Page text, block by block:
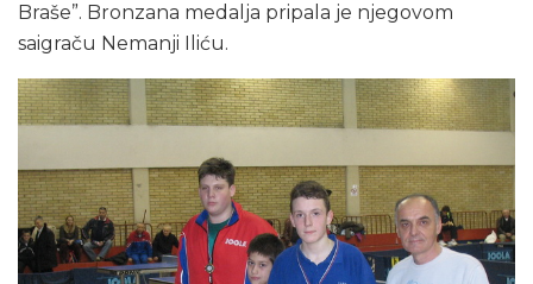
Braše”. Bronzana medalja pripala je njegovom
saigraču Nemanji Iliću.